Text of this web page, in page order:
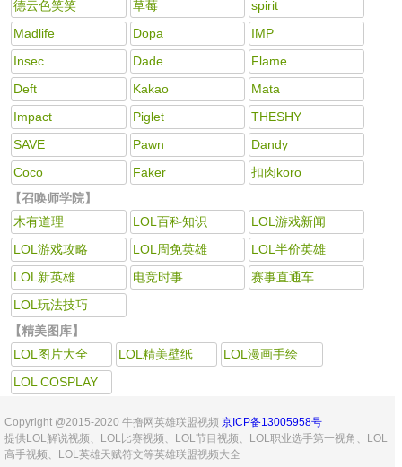
德云色笑笑
草莓
spirit
Madlife
Dopa
IMP
Insec
Dade
Flame
Deft
Kakao
Mata
Impact
Piglet
THESHY
SAVE
Pawn
Dandy
Coco
Faker
扣肉koro
【召唤师学院】
木有道理
LOL百科知识
LOL游戏新闻
LOL游戏攻略
LOL周免英雄
LOL半价英雄
LOL新英雄
电竞时事
赛事直通车
LOL玩法技巧
【精美图库】
LOL图片大全
LOL精美壁纸
LOL漫画手绘
LOL COSPLAY
Copyright @2015-2020 牛撸网英雄联盟视频 京ICP备13005958号
提供LOL解说视频、LOL比赛视频、LOL节目视频、LOL职业选手第一视角、LOL
高手视频、LOL英雄天赋符文等英雄联盟视频大全